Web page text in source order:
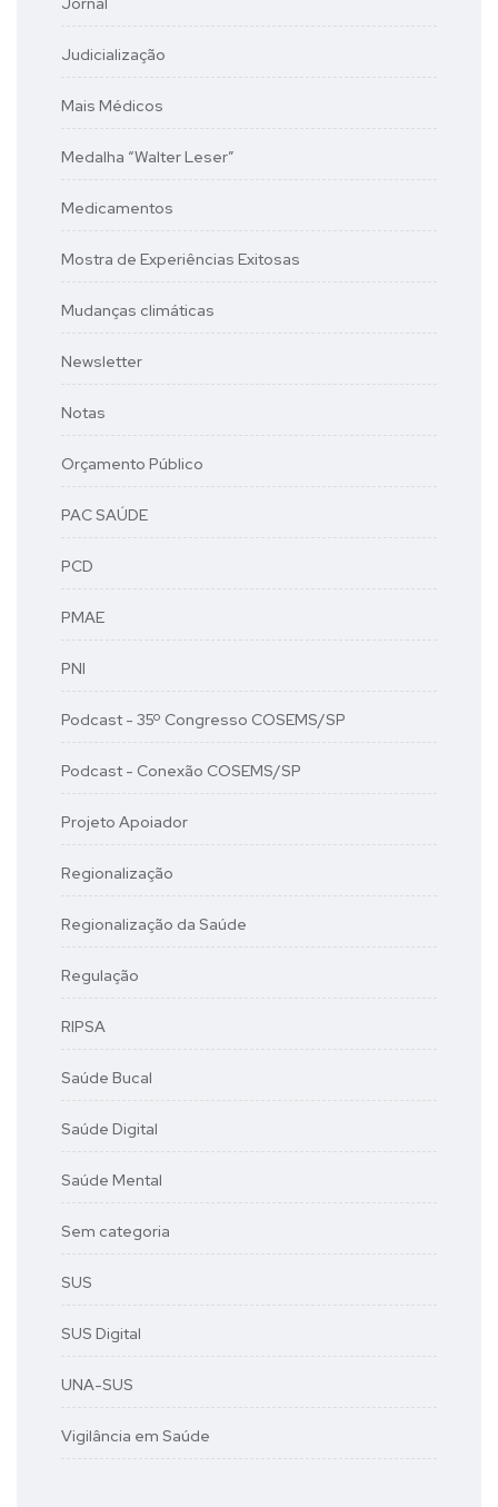
Judicialização
Mais Médicos
Medalha “Walter Leser”
Medicamentos
Mostra de Experiências Exitosas
Mudanças climáticas
Newsletter
Notas
Orçamento Público
PAC SAÚDE
PCD
PMAE
PNI
Podcast - 35º Congresso COSEMS/SP
Podcast - Conexão COSEMS/SP
Projeto Apoiador
Regionalização
Regionalização da Saúde
Regulação
RIPSA
Saúde Bucal
Saúde Digital
Saúde Mental
Sem categoria
SUS
SUS Digital
UNA-SUS
Vigilância em Saúde